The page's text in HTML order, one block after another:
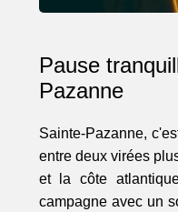
Pause
Pazanne
Sainte-Pazanne,
entre deux virées
et la côte
campagne avec un